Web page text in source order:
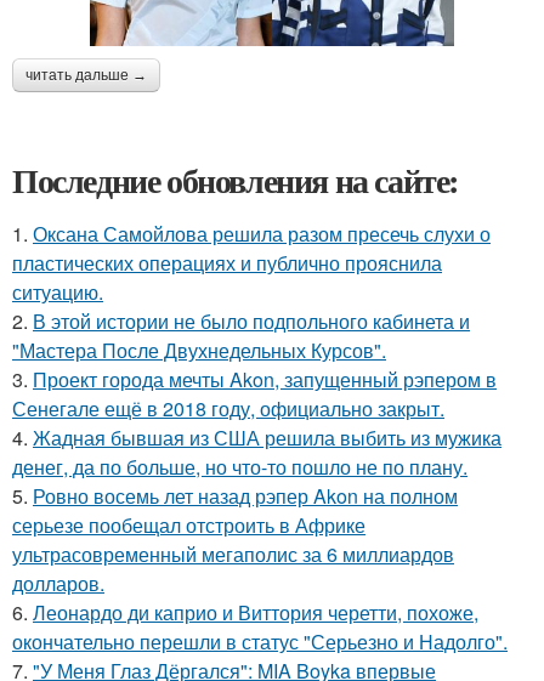
читать дальше →
Последние обновления на сайте:
1. Оксана Самойлова решила разом пресечь слухи о
пластических операциях и публично прояснила
ситуацию.
2. В этой истории не было подпольного кабинета и
"Мастера После Двухнедельных Курсов".
3. Проект города мечты Akon, запущенный рэпером в
Сенегале ещё в 2018 году, официально закрыт.
4. Жадная бывшая из США решила выбить из мужика
денег, да по больше, но что-то пошло не по плану.
5. Ровно восемь лет назад рэпер Akon на полном
серьезе пообещал отстроить в Африке
ультрасовременный мегаполис за 6 миллиардов
долларов.
6. Леонардо ди каприо и Виттория черетти, похоже,
окончательно перешли в статус "Серьезно и Надолго".
7. "У Меня Глаз Дёргался": MIA Boyka впервые